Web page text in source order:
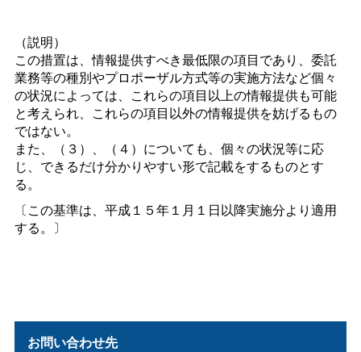
（説明）
この措置は、情報提供すべき最低限の項目であり、委託
業務等の種別やプロポーザル方式等の実施方法など個々
の状況によっては、これらの項目以上の情報提供も可能
と考えられ、これらの項目以外の情報提供を妨げるもの
ではない。
また、（３）、（４）についても、個々の状況等に応
じ、できるだけ分かりやすい形で記載をするものとす
る。
〔この基準は、平成１５年１月１日以降実施分より適用
する。〕
お問い合わせ先